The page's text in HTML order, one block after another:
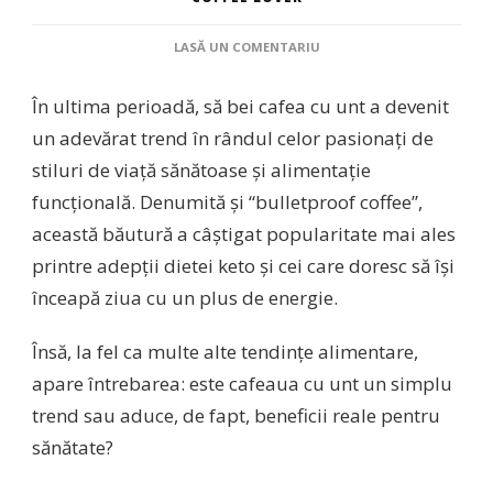
LASĂ UN COMENTARIULA
UNT:
TREND
SAU
BENEFICIU
PENTRU
SĂNĂTATE?
În ultima perioadă, să bei cafea cu unt a devenit
un adevărat trend în rândul celor pasionați de
stiluri de viață sănătoase și alimentație
funcțională. Denumită și “bulletproof coffee”,
această băutură a câștigat popularitate mai ales
printre adepții dietei keto și cei care doresc să își
înceapă ziua cu un plus de energie.
Însă, la fel ca multe alte tendințe alimentare,
apare întrebarea: este cafeaua cu unt un simplu
trend sau aduce, de fapt, beneficii reale pentru
sănătate?